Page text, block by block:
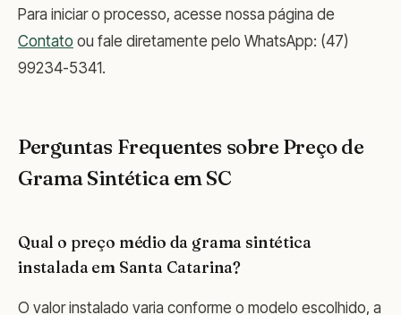
Para iniciar o processo, acesse nossa página de
Contato ou fale diretamente pelo WhatsApp: (47)
99234-5341.
Perguntas Frequentes sobre Preço de
Grama Sintética em SC
Qual o preço médio da grama sintética
instalada em Santa Catarina?
O valor instalado varia conforme o modelo escolhido, a